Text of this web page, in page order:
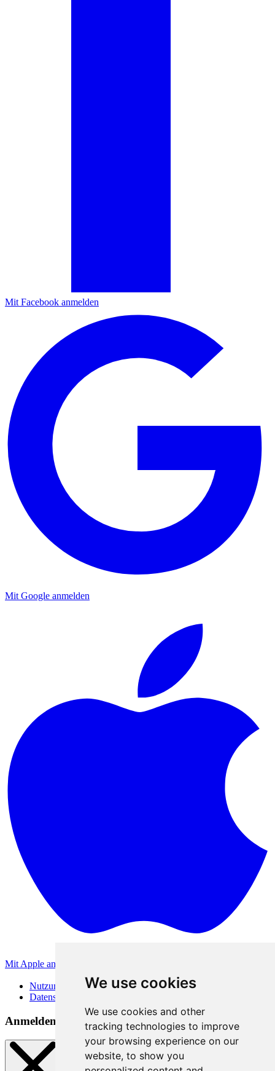
We use cookies
We use cookies and other
tracking technologies to improve
your browsing experience on our
website, to show you
Mit Facebook anmelden
Mit Google anmelden
Mit Apple anmelden
Nutzungsbedingungen
Datenschutzerklärung
Anmeldemethoden